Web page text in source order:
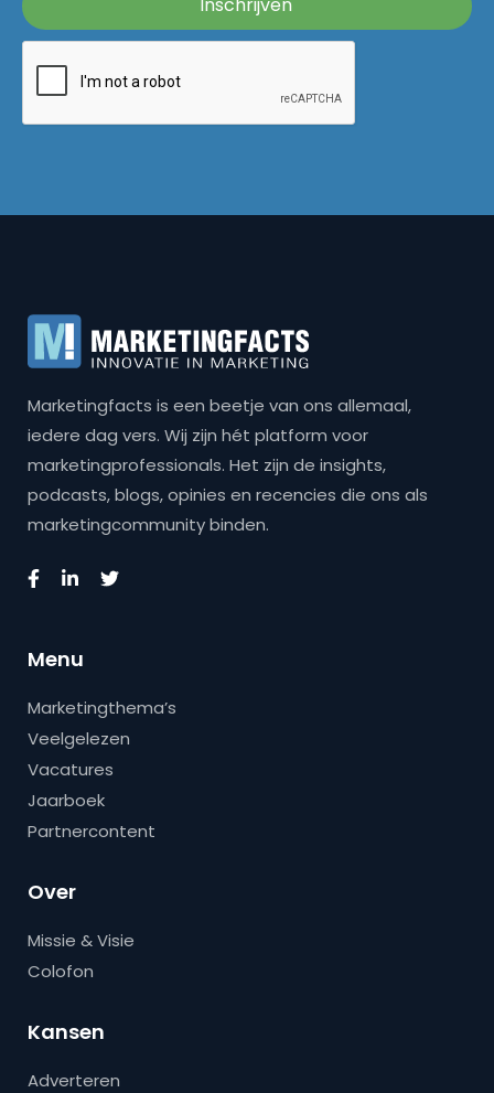
Marketingfacts is een beetje van ons allemaal,
iedere dag vers. Wij zijn hét platform voor
marketingprofessionals. Het zijn de insights,
podcasts, blogs, opinies en recencies die ons als
marketingcommunity binden.
Menu
Marketingthema’s
Veelgelezen
Vacatures
Jaarboek
Partnercontent
Over
Missie & Visie
Colofon
Kansen
Adverteren